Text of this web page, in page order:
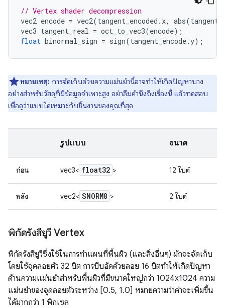
// Vertex shader decompression
vec2 encode = vec2(tangent_encoded . x, abs(
vec3 tangent_real = oct_to_vec3(encode);
float binormal_sign = sign(tangent_encode.y);
หมายเหตุ: การจัดเก็บด้วยความแม่นยำนี้อาจทำให้เกิดปัญหาบาง
อย่างสำหรับวัสดุที่มีข้อมูลจำเพาะสูง อย่าลืมคำนึงถึงเรื่องนี้ แล้วทดสอบ
เพื่อดูว่าแบบใดเหมาะกับชิ้นงานของคุณที่สุด
รูปแบบ ขนาด
ก่อน vec3< float32 > 12 ไบต์
หลัง vec2< SNORM8 > 2 ไบต์
พิกัดรังสียูวี Vertex
พิกัดรังสียูวีซึ่งใช้ในการทำแผนที่พื้นผิว (และสิ่งอื่นๆ) มักจะจัดเก็บ
โดยใช้จุดลอยตัว 32 บิต การบีบอัดด้วยลอย 16 บิตทำให้เกิดปัญหา
ด้านความแม่นยำสำหรับพื้นผิวที่มีขนาดใหญ่กว่า 1024x1024 ความ
แม่นยำของจุดลอยตัวระหว่าง [0.5, 1.0] หมายความว่าค่าจะเพิ่มขึ้น
ได้มากกว่า 1 พิกเซล